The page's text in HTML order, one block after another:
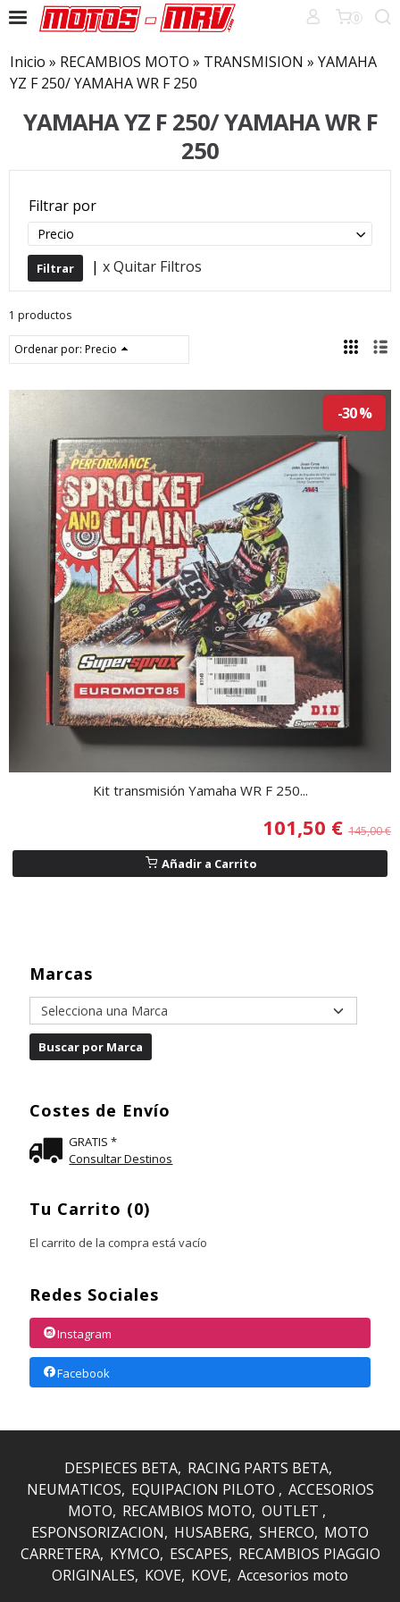
0
Marcas
Costes de Envío
GRATIS *
Consultar Destinos
Tu Carrito (0)
El carrito de la compra está vacío
Redes Sociales
Instagram
Facebook
Inicio » RECAMBIOS MOTO » TRANSMISION » YAMAHA
YZ F 250/ YAMAHA WR F 250
YAMAHA YZ F 250/ YAMAHA WR F
250
Filtrar por
Precio
| x Quitar Filtros
1 productos
Ordenar por: Precio
-30 %
Kit transmisión Yamaha WR F 250...
101,50 € 145,00 €
Añadir a Carrito
DESPIECES BETA RACING PARTS BETA
NEUMATICOS EQUIPACION PILOTO
ACCESORIOS
MOTO RECAMBIOS MOTO OUTLET
ESPONSORIZACION
HUSABERG SHERCO MOTO
CARRETERA KYMCO ESCAPES RECAMBIOS PIAGGIO
ORIGINALES KOVE KOVE Accesorios moto